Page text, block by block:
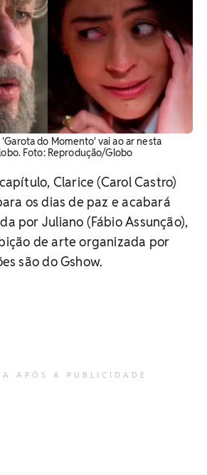
do Momento' vai ao ar nesta
Foto: Reprodução/Globo
Clarice (Carol Castro)
os dias de paz e acabará
por Juliano (Fábio Assunção),
de arte organizada por
são do Gshow.
APÓS A PUBLICIDADE